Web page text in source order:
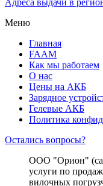
Меню
Главная
FAAM
Как мы работаем
О нас
Цены на АКБ
Зарядное
Гелевые АКБ
Политика
Остались вопросы?
ООО "Орион"
услуги по
вилочных